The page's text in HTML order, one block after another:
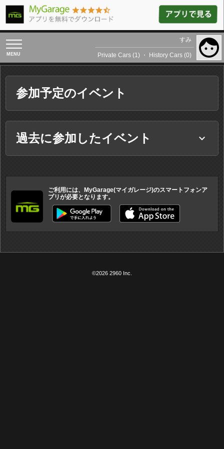
toggle
navigation
すみ
Private Cars (1) ・ History Cars (0)
参加予定のイベント
過去に参加したイベント keyboard_arrow_down
ご利用には、MyGarage(マイガレージ)のスマートフォンア
プリが必要となります。
©2026 2960 Inc.